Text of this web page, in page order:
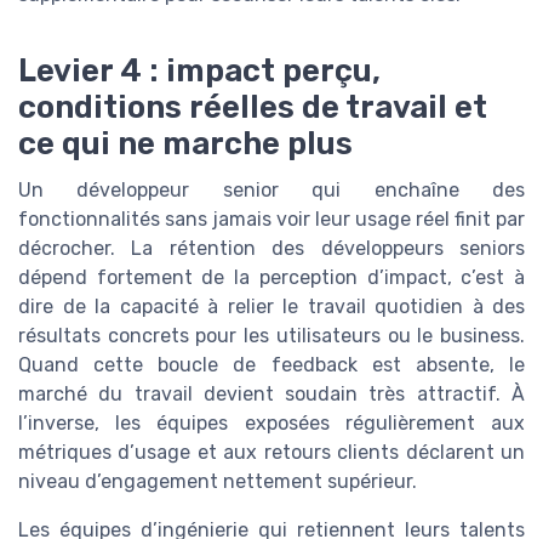
Levier 4 : impact perçu,
conditions réelles de travail et
ce qui ne marche plus
Un développeur senior qui enchaîne des
fonctionnalités sans jamais voir leur usage réel finit par
décrocher. La rétention des développeurs seniors
dépend fortement de la perception d’impact, c’est à
dire de la capacité à relier le travail quotidien à des
résultats concrets pour les utilisateurs ou le business.
Quand cette boucle de feedback est absente, le
marché du travail devient soudain très attractif. À
l’inverse, les équipes exposées régulièrement aux
métriques d’usage et aux retours clients déclarent un
niveau d’engagement nettement supérieur.
Les équipes d’ingénierie qui retiennent leurs talents